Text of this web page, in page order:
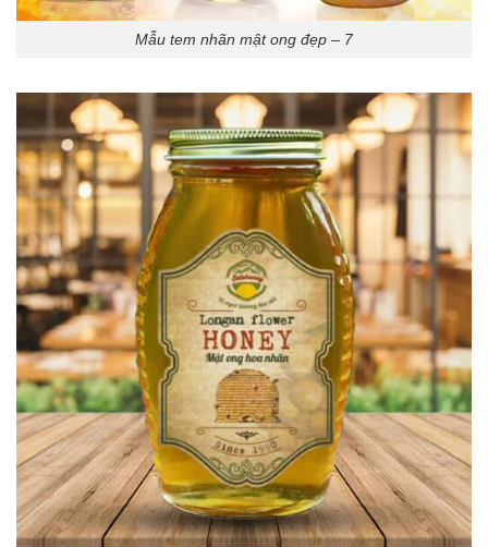
Mẫu tem nhãn mật ong đẹp – 7